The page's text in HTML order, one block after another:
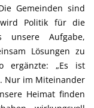
Gemeinden sind
Politik für die
unsere Aufgabe,
Lösungen zu
ergänzte: „Es ist
Nur im Miteinander
Heimat finden